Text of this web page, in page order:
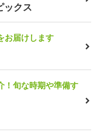
ックス
お届けします
！旬な時期や準備す